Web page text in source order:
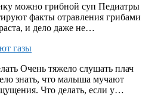
можно грибной суп Педиатры
факты отравления грибами
и дело даже не…
газы
Очень тяжело слушать плач
знать, что малыша мучают
Что делать, если у…